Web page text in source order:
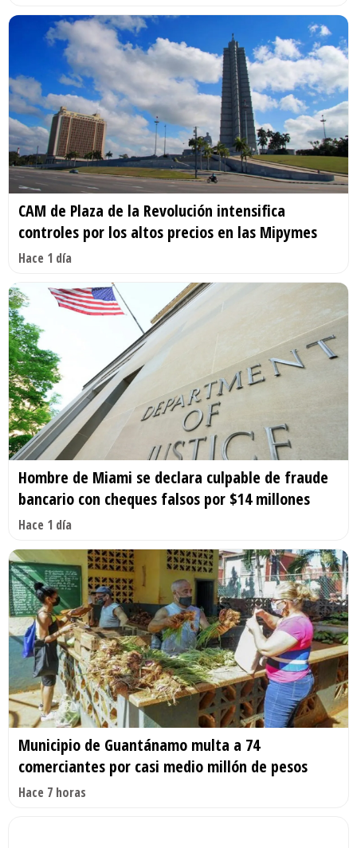
CAM de Plaza de la Revolución intensifica
controles por los altos precios en las Mipymes
Hace 1 día
Hombre de Miami se declara culpable de fraude
bancario con cheques falsos por $14 millones
Hace 1 día
Municipio de Guantánamo multa a 74
comerciantes por casi medio millón de pesos
Hace 7 horas